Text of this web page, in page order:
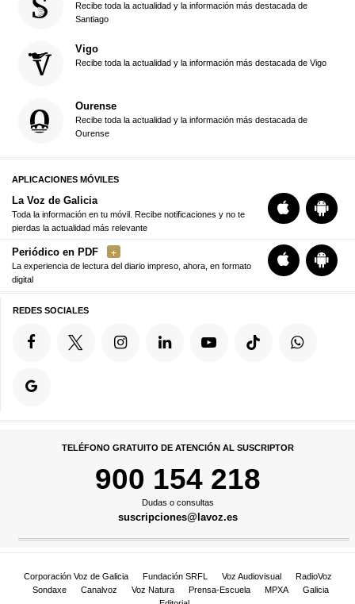
Recibe toda la actualidad y la información más destacada de
Santiago
Vigo
Recibe toda la actualidad y la información más destacada de Vigo
Ourense
Recibe toda la actualidad y la información más destacada de
Ourense
APLICACIONES MÓVILES
La Voz de Galicia
Toda la información en tu móvil. Recibe notificaciones y no te
pierdas la actualidad más relevante
Periódico en PDF
La experiencia de lectura del diario impreso, ahora, en formato
digital
REDES SOCIALES
TELÉFONO GRATUITO DE ATENCIÓN AL SUSCRIPTOR
900 154 218
Dudas o consultas
suscripciones@lavoz.es
Corporación Voz de Galicia Fundación SRFL Voz Audiovisual
RadioVoz
Sondaxe
Canalvoz Voz Natura Prensa-Escuela MPXA
Galicia